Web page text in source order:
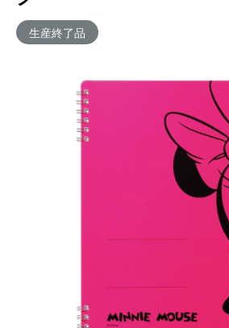
生産終了品
スイング・ロジカルWリングノ−